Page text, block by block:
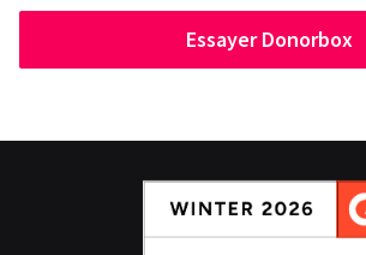
Essayer Donorbox